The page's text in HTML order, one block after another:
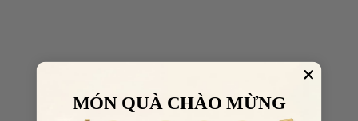
MÓN QUÀ CHÀO MỪNG